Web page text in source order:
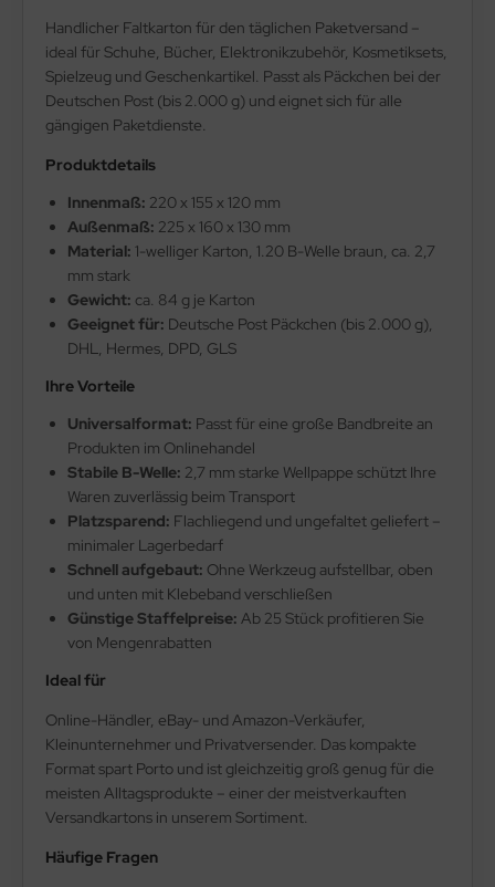
Handlicher Faltkarton für den täglichen Paketversand –
ideal für Schuhe, Bücher, Elektronikzubehör, Kosmetiksets,
Spielzeug und Geschenkartikel. Passt als Päckchen bei der
Deutschen Post (bis 2.000 g) und eignet sich für alle
gängigen Paketdienste.
Produktdetails
Innenmaß: 220 x 155 x 120 mm
Außenmaß: 225 x 160 x 130 mm
Material: 1-welliger Karton, 1.20 B-Welle braun, ca. 2,7
mm stark
Gewicht: ca. 84 g je Karton
Geeignet für: Deutsche Post Päckchen (bis 2.000 g),
DHL, Hermes, DPD, GLS
Ihre Vorteile
Universalformat: Passt für eine große Bandbreite an
Produkten im Onlinehandel
Stabile B-Welle: 2,7 mm starke Wellpappe schützt Ihre
Waren zuverlässig beim Transport
Platzsparend: Flachliegend und ungefaltet geliefert –
minimaler Lagerbedarf
Schnell aufgebaut: Ohne Werkzeug aufstellbar, oben
und unten mit Klebeband verschließen
Günstige Staffelpreise: Ab 25 Stück profitieren Sie
von Mengenrabatten
Ideal für
Online-Händler, eBay- und Amazon-Verkäufer,
Kleinunternehmer und Privatversender. Das kompakte
Format spart Porto und ist gleichzeitig groß genug für die
meisten Alltagsprodukte – einer der meistverkauften
Versandkartons in unserem Sortiment.
Häufige Fragen